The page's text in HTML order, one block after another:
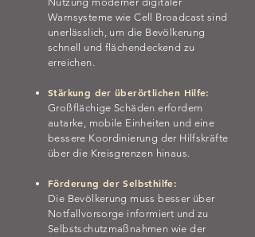
Warnsysteme wie Cell Broadcast sind
unerlässlich, um die Bevölkerung
schnell und flächendeckend zu
erreichen.
Stärkung der überörtlichen Hilfe:
Großflächige Schäden erfordern
autarke, mobile Einheiten und eine
bessere Koordinierung der Hilfskräfte
über die Kreisgrenzen hinaus.
Förderung der Selbsthilfe:
Die Bevölkerung muss besser über
Notfallvorsorge informiert und zu
Selbstschutzmaßnahmen wie der